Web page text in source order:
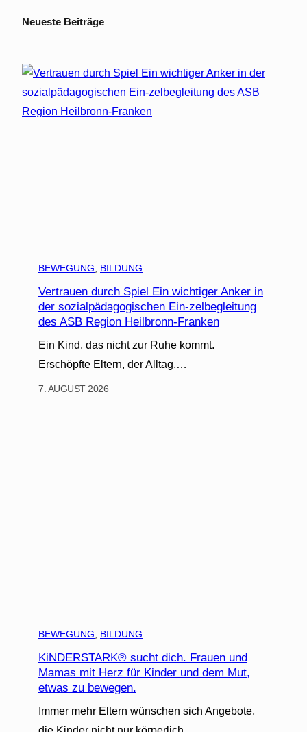
Neueste Beiträge
BEWEGUNG BILDUNG
Vertrauen durch Spiel Ein wichtiger Anker in
der sozialpädagogischen Ein-zelbegleitung
des ASB Region Heilbronn-Franken
Ein Kind, das nicht zur Ruhe kommt.
Erschöpfte Eltern, der Alltag,…
7. AUGUST 2026
BEWEGUNG BILDUNG
KiNDERSTARK® sucht dich. Frauen und
Mamas mit Herz für Kinder und dem Mut,
etwas zu bewegen.
Immer mehr Eltern wünschen sich Angebote,